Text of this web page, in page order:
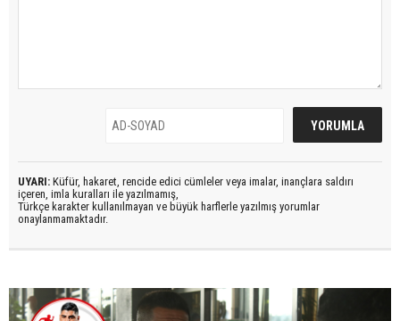
UYARI: Küfür, hakaret, rencide edici cümleler veya imalar, inançlara saldırı
içeren, imla kuralları ile yazılmamış,
Türkçe karakter kullanılmayan ve büyük harflerle yazılmış yorumlar
onaylanmamaktadır.